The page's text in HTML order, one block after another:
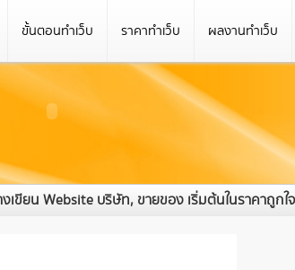
ขั้นตอนทำเว็บ ราคาทำเว็บ ผลงานทำเว็บ
งเขียน Website บริษัท, ขายของ เริ่มต้นในราคาถูก